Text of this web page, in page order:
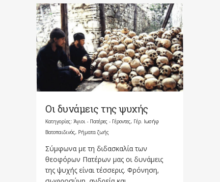
Οι δυνάμεις της ψυχής
Κατηγορίες: Άγιοι - Πατέρες - Γέροντες, Γέρ. Ιωσήφ
Βατοπαιδινός, Ρήματα ζωής
Σύμφωνα με τη διδασκαλία των
θεοφόρων Πατέρων μας οι δυνάμεις
της ψυχής είναι τέσσερις. Φρόνηση,